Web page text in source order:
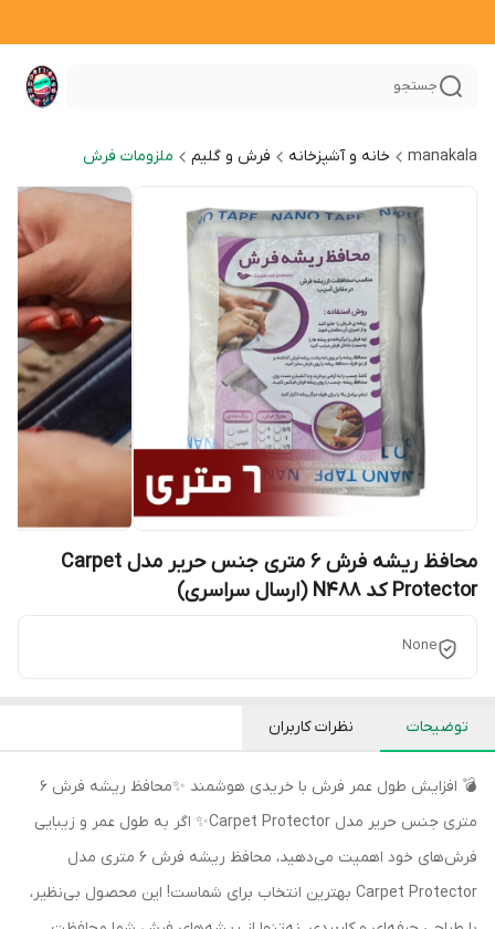
جستجو
manakala خانه و آشپزخانه فرش و گلیم ملزومات فرش
محافظ ریشه فرش 6 متری جنس حریر مدل Carpet
Protector کد N488 (ارسال سراسری)
None
توضیحات نظرات کاربران
💣 افزایش طول عمر فرش با خریدی هوشمند ✨محافظ ریشه فرش 6
متری جنس حریر مدل Carpet Protector✨ اگر به طول عمر و زیبایی
فرش‌های خود اهمیت می‌دهید، محافظ ریشه فرش 6 متری مدل
Carpet Protector بهترین انتخاب برای شماست! این محصول بی‌نظیر،